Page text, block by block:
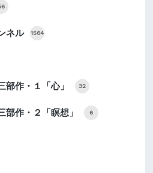
ネル 1564
作・１「心」 32
作・２「瞑想」 6